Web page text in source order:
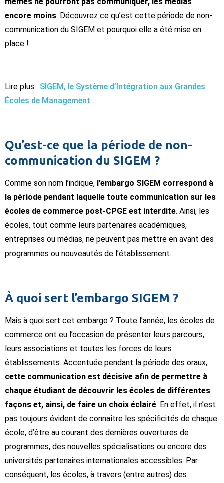
encore moins. Découvrez ce qu’est cette période de non-
communication du SIGEM et pourquoi elle a été mise en
place !
Lire plus : SIGEM, le Système d’Intégration aux Grandes
Écoles de Management
Qu’est-ce que la période de non-
communication du SIGEM ?
Comme son nom l’indique, l’embargo SIGEM correspond à
la période pendant laquelle toute communication sur les
écoles de commerce post-CPGE est interdite. Ainsi, les
écoles, tout comme leurs partenaires académiques,
entreprises ou médias, ne peuvent pas mettre en avant des
programmes ou nouveautés de l’établissement.
À quoi sert l’embargo SIGEM ?
Mais à quoi sert cet embargo ? Toute l’année, les écoles de
commerce ont eu l’occasion de présenter leurs parcours,
leurs associations et toutes les forces de leurs
établissements. Accentuée pendant la période des oraux,
cette communication est décisive afin de permettre à
chaque étudiant de découvrir les écoles de différentes
façons et, ainsi, de faire un choix éclairé. En effet, il n’est
pas toujours évident de connaître les spécificités de chaque
école, d’être au courant des dernières ouvertures de
programmes, des nouvelles spécialisations ou encore des
universités partenaires internationales accessibles. Par
conséquent, les écoles, à travers (entre autres) des